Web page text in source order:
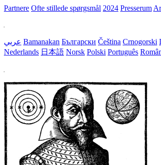
Partnere Ofte stillede spørgsmål 2024 Presserum
عربي Bamanakan Български Čeština Crnogorski
Nederlands 日本語 Norsk Polski Português